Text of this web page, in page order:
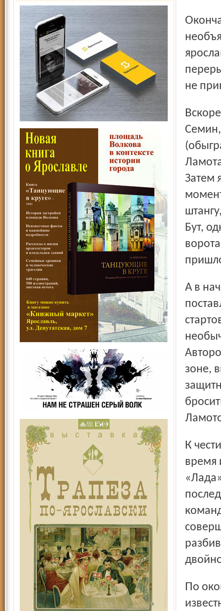
Окончание периода ознаменовалось парой
не
Вскоре после перерыва хозяева вновь вышли вперед:
Семин,
Затем
Бут,
А в начале третьего периода точки над «ё» были
зоне,
К чести ярославцев, они не сникли и все оставшееся
время
По окончании игры тренер хозяев Петр Воробьев,